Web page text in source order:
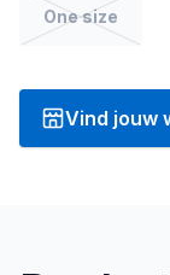
One size
Vind jouw